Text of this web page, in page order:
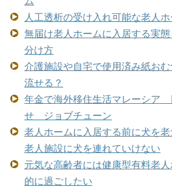
人工透析の受け入れ可能な老人
無届け老人ホームに入居する実
分け方
介護施設や自宅で使用済み紙お
流せる？
年金で海外移住生活マレーシア
せ ジョブチューン
老人ホームに入居する前に犬を老
老人施設に犬を連れていけない
元気な高齢者には健康型有料老
的に過ごしたい